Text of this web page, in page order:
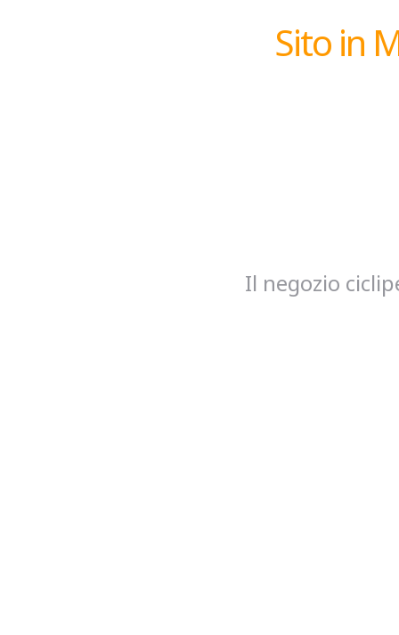
Sito in
Il negozio